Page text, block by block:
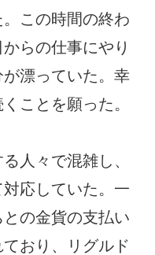
この時間の終わ
らの仕事にやり
漂っていた。幸
ことを願った。
人々で混雑し、
応していた。一
の金貨の支払い
おり、リグルド